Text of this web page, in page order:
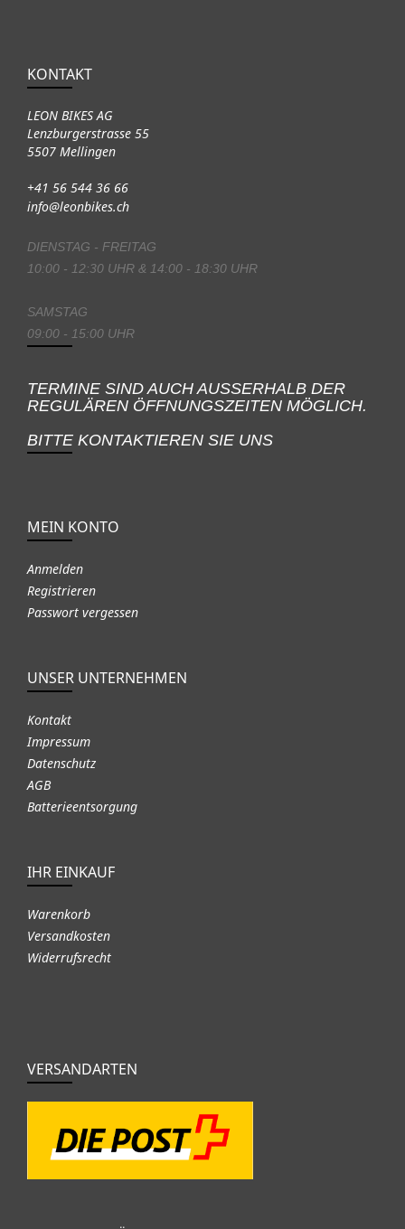
KONTAKT
LEON BIKES AG
Lenzburgerstrasse 55
5507 Mellingen
+41 56 544 36 66
info@leonbikes.ch
DIENSTAG - FREITAG
10:00 - 12:30 UHR & 14:00 - 18:30 UHR
SAMSTAG
09:00 - 15:00 UHR
TERMINE SIND AUCH AUSSERHALB DER
REGULÄREN ÖFFNUNGSZEITEN MÖGLICH.
BITTE KONTAKTIEREN SIE UNS
MEIN KONTO
Anmelden
Registrieren
Passwort vergessen
UNSER UNTERNEHMEN
Kontakt
Impressum
Datenschutz
AGB
Batterieentsorgung
IHR EINKAUF
Warenkorb
Versandkosten
Widerrufsrecht
VERSANDARTEN